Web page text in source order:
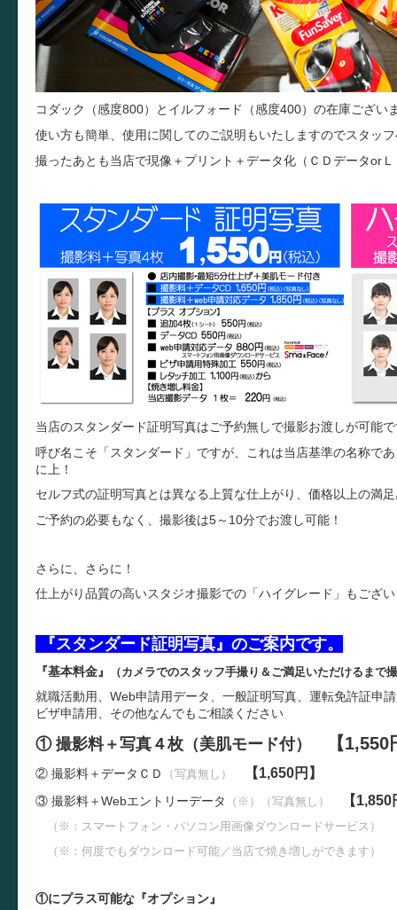
コダック（感度800）とイルフォード（感度400）の在庫ござい
使い方も簡単、使用に関してのご説明もいたしますのでスタッ
撮ったあとも当店で現像＋プリント＋データ化（ＣＤデータor
当店のスタンダード証明写真はご予約無しで撮影お渡しが可能
呼び名こそ「スタンダード」ですが、これは当店基準の名称で
に上！
セルフ式の証明写真とは異なる上質な仕上がり、価格以上の満
ご予約の必要もなく、撮影後は5～10分でお渡し可能！
さらに、さらに！
仕上がり品質の高いスタジオ撮影での「ハイグレード」もござ
『スタンダード証明写真』のご案内です。
『基本料金』 （カメラでのスタッフ手撮り＆ご満足いただけるまで
就職活動用、Web申請用データ、一般証明写真、運転免許証申
ビザ申請用、その他なんでもご相談ください
① 撮影料＋写真４枚（美肌モード付） 【1,550
② 撮影料＋データＣＤ （写真無し） 【1,650円】
③ 撮影料＋Webエントリーデータ （※）（写真無し） 【
（※：スマートフォン・パソコン用画像ダウンロードサービス）
（※：何度でもダウンロード可能／当店で焼き増しができます）
①にプラス可能な『オプション』